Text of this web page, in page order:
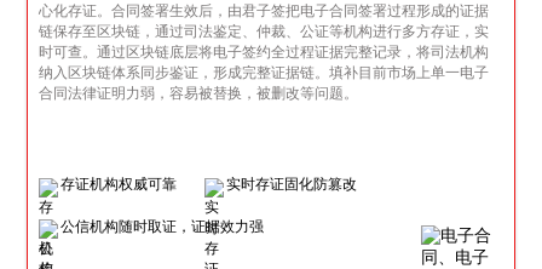
心化存证。合同签署生效后，由君子签把电子合同签署过程形成的证据
链保存至区块链，通过司法鉴定、仲裁、公证等机构进行多方存证，实
时可查。通过区块链底层将电子签约全过程证据完整记录，将司法机构
纳入区块链体系同步鉴证，形成完整证据链。填补目前市场上单一电子
合同法律证明力弱，容易被替换，被删改等问题。
存证机构权威可靠 实时存证固化防篡改
公信机构随时取证，证据效力强